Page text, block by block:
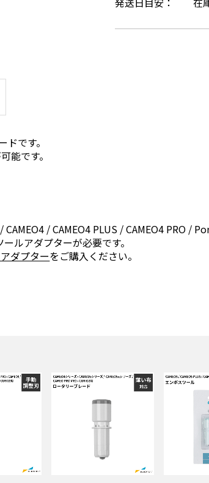
です。
能です。
/ CAMEO4 PLUS / CAMEO4 PRO /
ルアダプターが必要です。
ダプターをご購入ください。